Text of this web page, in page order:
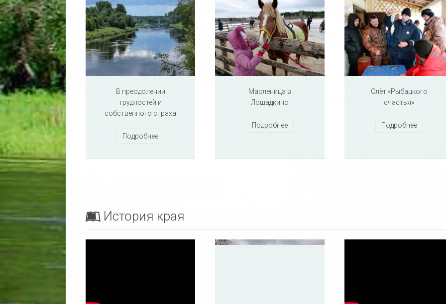
В преодолении
трудностей и
собственного страха
Подробнее
Масленица в
Лошадкино
Подробнее
Cлёт «Рыбацкого
счастья»
Подробнее
История края